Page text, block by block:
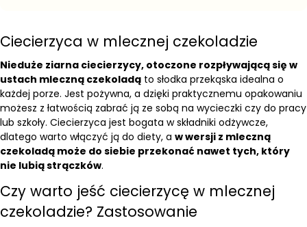
Ciecierzyca w mlecznej czekoladzie
Nieduże ziarna ciecierzycy, otoczone rozpływającą się w
ustach mleczną czekoladą to słodka przekąska idealna o
każdej porze. Jest pożywna, a dzięki praktycznemu opakowaniu
możesz z łatwością zabrać ją ze sobą na wycieczki czy do pracy
lub szkoły. Ciecierzyca jest bogata w składniki odżywcze,
dlatego warto włączyć ją do diety, a w wersji z mleczną
czekoladą może do siebie przekonać nawet tych, który
nie lubią strączków.
Czy warto jeść ciecierzycę w mlecznej
czekoladzie? Zastosowanie